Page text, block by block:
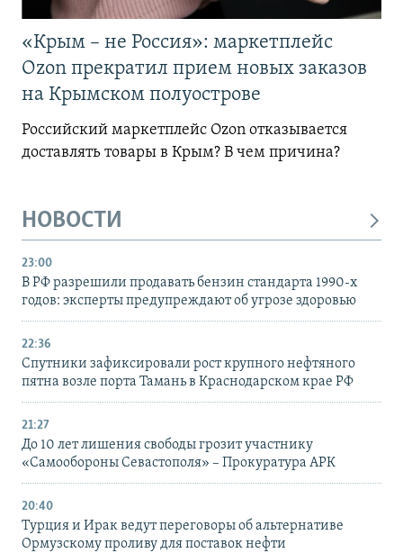
«Крым – не Россия»: маркетплейс
Ozon прекратил прием новых заказов
на Крымском полуострове
Российский маркетплейс Ozon отказывается
доставлять товары в Крым? В чем причина?
НОВОСТИ
23:00
В РФ разрешили продавать бензин стандарта 1990-х
годов: эксперты предупреждают об угрозе здоровью
22:36
Спутники зафиксировали рост крупного нефтяного
пятна возле порта Тамань в Краснодарском крае РФ
21:27
До 10 лет лишения свободы грозит участнику
«Самообороны Севастополя» – Прокуратура АРК
20:40
Турция и Ирак ведут переговоры об альтернативе
Ормузскому проливу для поставок нефти